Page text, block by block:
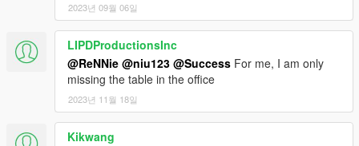
2023년 09월 06일
LIPDProductionsInc
@ReNNie @niu123 @Success For me, I am only
missing the table in the office
2023년 11월 18일
Kikwang